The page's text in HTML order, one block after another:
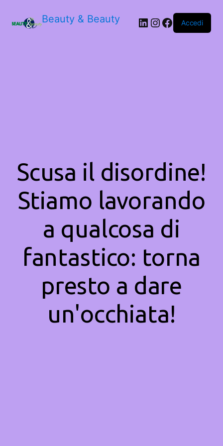
Beauty & Beauty LinkedIn
Instagram
Facebook
Accedi
Scusa il disordine!
Stiamo lavorando
a qualcosa di
fantastico: torna
presto a dare
un'occhiata!